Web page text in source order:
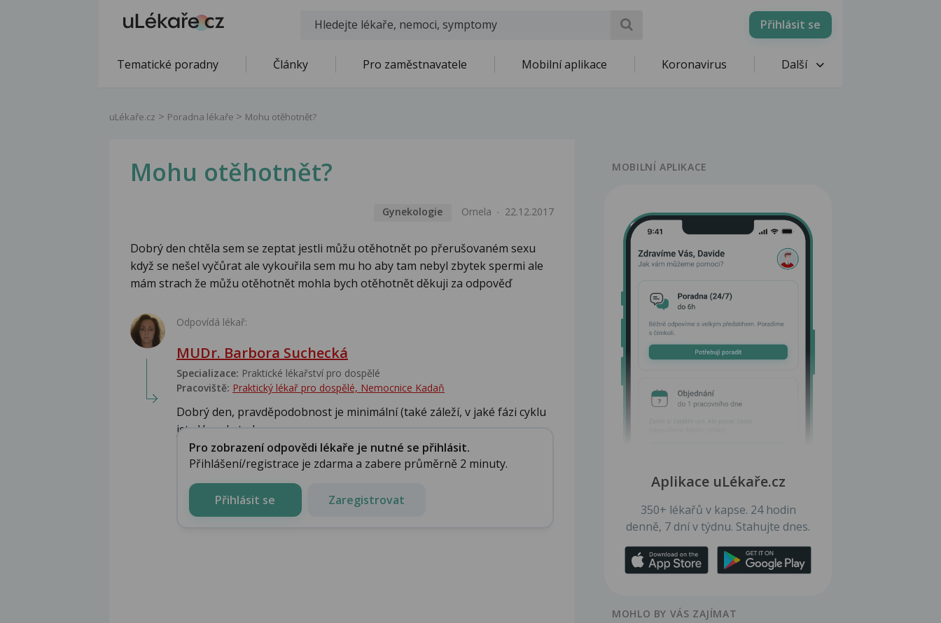
Přihlásit se
Tematické poradny Články Pro zaměstnavatele Mobilní aplikace Koronavirus Další
uLékaře.cz Poradna lékaře Mohu otěhotnět?
Mohu otěhotnět?
Gynekologie Ornela 22.12.2017
Dobrý den chtěla sem se zeptat jestli můžu otěhotnět po přerušovaném sexu
když se nešel vyčůrat ale vykouřila sem mu ho aby tam nebyl zbytek spermi ale
mám strach že můžu otěhotnět mohla bych otěhotnět děkuji za odpověď
Odpovídá lékař:
MUDr. Barbora Suchecká
Specializace: Praktické lékařství pro dospělé
Pracoviště: Praktický lékař pro dospělé, Nemocnice Kadaň
Dobrý den, pravděpodobnost je minimální (také záleží, v jaké fázi cyklu
jste Vy...zda to b...
Pro zobrazení odpovědi lékaře je nutné se přihlásit.
Přihlášení/registrace je zdarma a zabere průměrně 2 minuty.
Přihlásit se Zaregistrovat
MOBILNÍ APLIKACE
Aplikace uLékaře.cz
350+ lékařů v kapse. 24 hodin
denně, 7 dní v týdnu. Stahujte dnes.
MOHLO BY VÁS ZAJÍMAT